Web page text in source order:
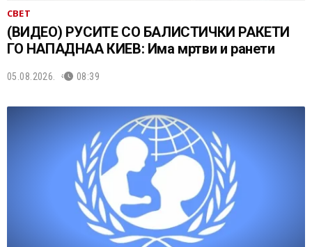
СВЕТ
(ВИДЕО) РУСИТЕ СО БАЛИСТИЧКИ РАКЕТИ
ГО НАПАДНАА КИЕВ: Има мртви и ранети
05.08.2026. 08:39